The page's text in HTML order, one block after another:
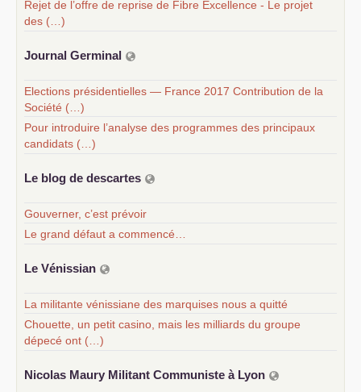
Rejet de l’offre de reprise de Fibre Excellence - Le projet
des (…)
Journal Germinal
Elections présidentielles — France 2017 Contribution de la
Société (…)
Pour introduire l’analyse des programmes des principaux
candidats (…)
Le blog de descartes
Gouverner, c’est prévoir
Le grand défaut a commencé…
Le Vénissian
La militante vénissiane des marquises nous a quitté
Chouette, un petit casino, mais les milliards du groupe
dépecé ont (…)
Nicolas Maury Militant Communiste à Lyon